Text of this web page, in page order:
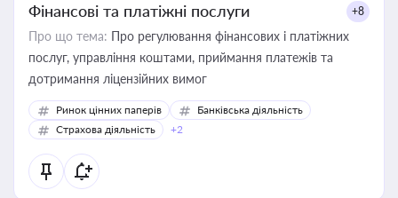
Фінансові та платіжні послуги +8
Про що тема: Про регулювання фінансових і платіжних
послуг, управління коштами, приймання платежів та
дотримання ліцензійних вимог
Ринок цінних паперів
Банківська діяльність
Страхова діяльність
+2